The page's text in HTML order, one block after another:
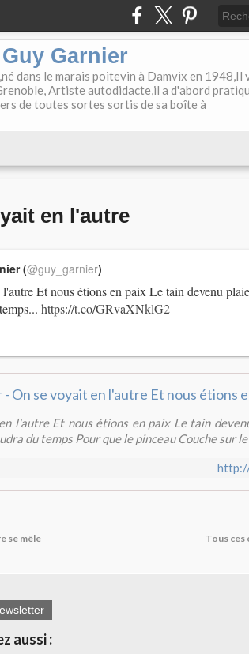
Garnier
dans le marais poitevin à Damvix en 1948,Il
Artiste autodidacte,il a d'abord
de toutes sortes sortis de sa boîte à
en l'autre
Et nous étions en paix Le tain devenu
https://t.co/GRvaXNklG2
(@guy_garnier)
- On se voyait en l'autre Et nous étions
l'autre Et nous étions en paix Le tain
du temps Pour que le pinceau Couche sur
se mêle Tous ces
aussi :